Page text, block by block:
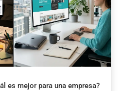
es mejor para una empresa?